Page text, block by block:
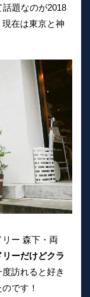
題なのが2018
在は東京と神
ー 森下・両
リーだけどクラ
訪れると好き
です！